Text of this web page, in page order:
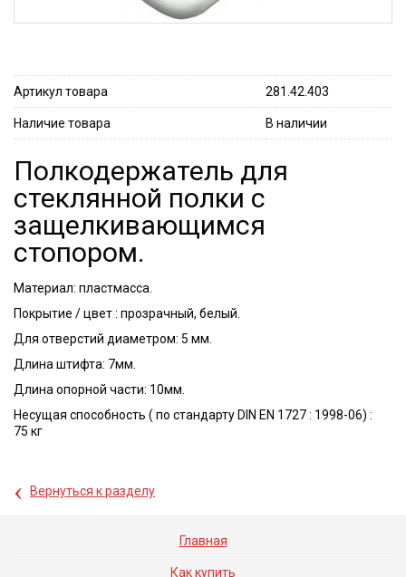
Артикул товара 281.42.403
Наличие товара В наличии
Полкодержатель для
стеклянной полки с
защелкивающимся
стопором.
Материал: пластмасса.
Покрытие / цвет : прозрачный, белый.
Для отверстий диаметром: 5 мм.
Длина штифта: 7мм.
Длина опорной части: 10мм.
Несущая способность ( по стандарту DIN EN 1727 : 1998-06) :
75 кг
‹ Вернуться к разделу
Главная
Как купить